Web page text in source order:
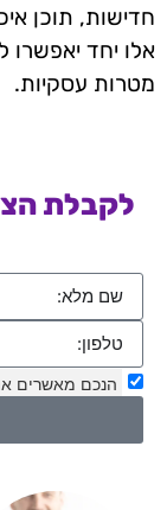
חדישות, תוכן
אלו יחד יאפשרו
מטרות עסקיות.
לקבלת
הנכם מאשרים